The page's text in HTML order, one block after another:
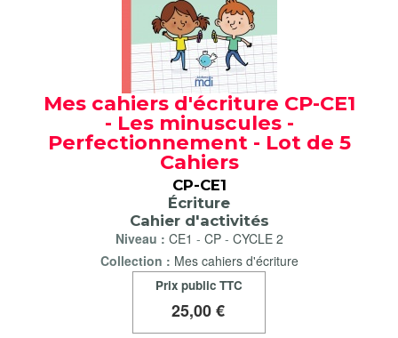
Mes cahiers d'écriture CP-CE1
- Les minuscules -
Perfectionnement - Lot de 5
Cahiers
CP-CE1
Écriture
Cahier d'activités
Niveau : CE1 - CP- CYCLE 2
Collection : Mes cahiers d'écriture
Prix public TTC
25,00 €